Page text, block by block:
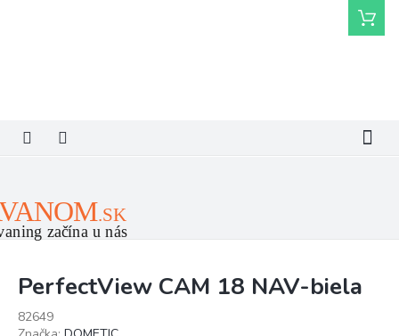
košík
PerfectView CAM 18 NAV-biela
82649